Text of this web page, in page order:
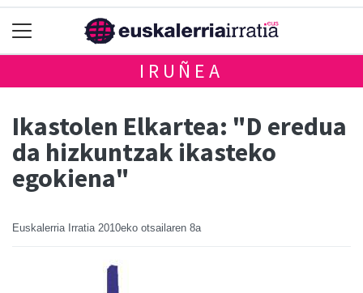
IRUÑEA
Ikastolen Elkartea: "D eredua
da hizkuntzak ikasteko
egokiena"
Euskalerria Irratia 2010eko otsailaren 8a